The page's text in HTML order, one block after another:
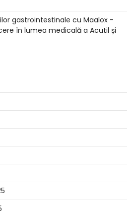
gastrointestinale cu Maalox -
în lumea medicală a Acutil și